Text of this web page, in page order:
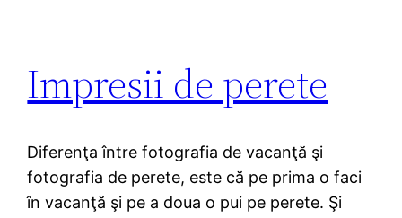
Impresii de perete
Diferenţa între fotografia de vacanţă şi
fotografia de perete, este că pe prima o faci
în vacanţă şi pe a doua o pui pe perete. Şi